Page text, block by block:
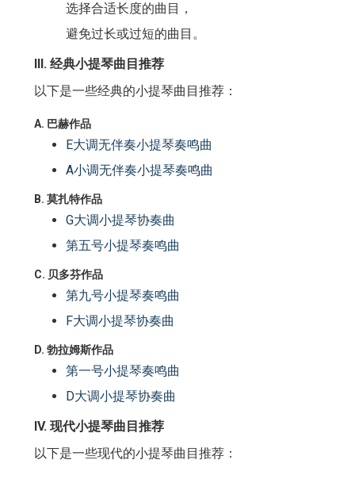
选择合适长度的曲目，
避免过长或过短的曲目。
III. 经典小提琴曲目推荐
以下是一些经典的小提琴曲目推荐：
A. 巴赫作品
E大调无伴奏小提琴奏鸣曲
A小调无伴奏小提琴奏鸣曲
B. 莫扎特作品
G大调小提琴协奏曲
第五号小提琴奏鸣曲
C. 贝多芬作品
第九号小提琴奏鸣曲
F大调小提琴协奏曲
D. 勃拉姆斯作品
第一号小提琴奏鸣曲
D大调小提琴协奏曲
IV. 现代小提琴曲目推荐
以下是一些现代的小提琴曲目推荐：